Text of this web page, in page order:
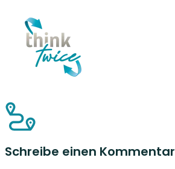
Schreibe einen Kommentar